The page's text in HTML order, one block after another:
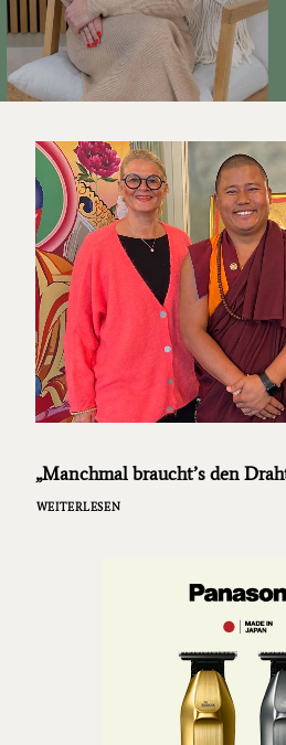
„Manchmal braucht’s den
WEITERLESEN